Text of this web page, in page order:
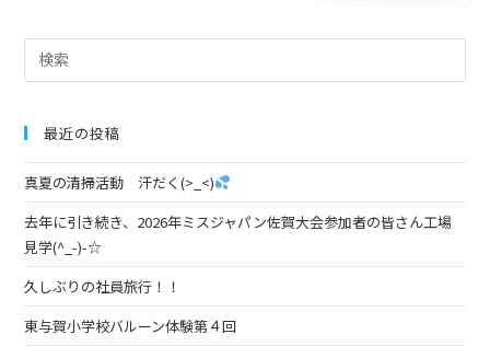
最近の投稿
真夏の清掃活動 汗だく(>_<)
去年に引き続き、2026年ミスジャパン佐賀大会参加者の皆さん工場
見学(^_-)-☆
久しぶりの社員旅行！！
東与賀小学校バルーン体験第４回